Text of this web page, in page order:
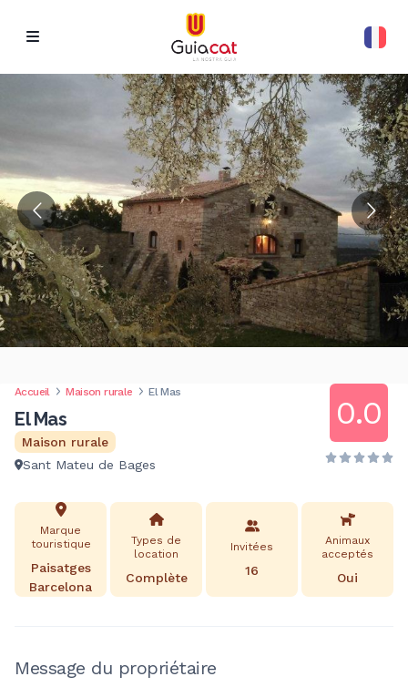
Accueil Maison rurale El Mas
El Mas
Maison rurale
Sant Mateu de Bages
0.0
Marque
touristique
Paisatges
Barcelona
Types de
location
Complète
Invitées
16
Animaux
acceptés
Oui
Message du propriétaire